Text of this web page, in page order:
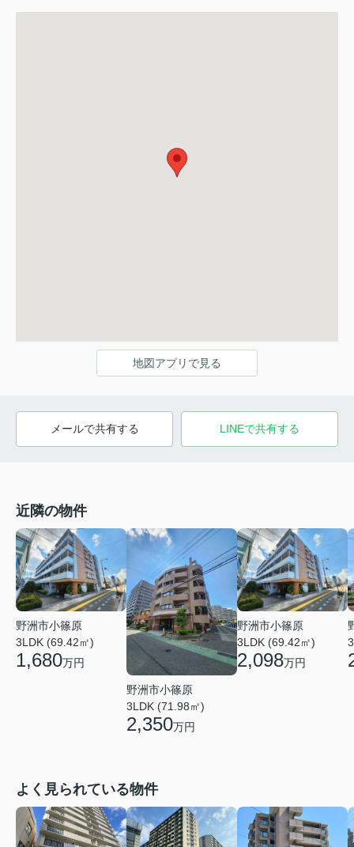
地図アプリで見る
メールで共有する LINEで共有する
近隣の物件
野洲市小篠原
3LDK (69.42㎡)
1,680万円
野洲市小篠原
3LDK (71.98㎡)
2,350万円
野洲市小篠原
3LDK (69.42㎡)
2,098万円
よく見られている物件